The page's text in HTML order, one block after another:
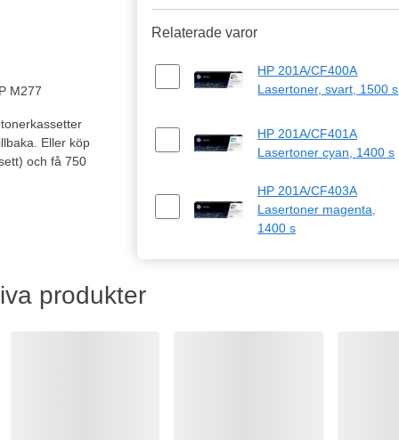
M277
Eller köp
och få 750
Relaterade varor
HP 201A/CF400A
Lasertoner, svart, 1500 s
HP 201A/CF401A
Lasertoner cyan, 1400 s
HP 201A/CF403A
Lasertoner magenta,
1400 s
produkter